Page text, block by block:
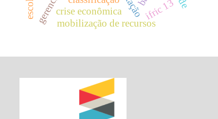
crise econômica
mobilização de recursos
ifric 13